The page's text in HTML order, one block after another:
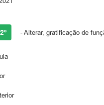
- Alterar, gratificação de